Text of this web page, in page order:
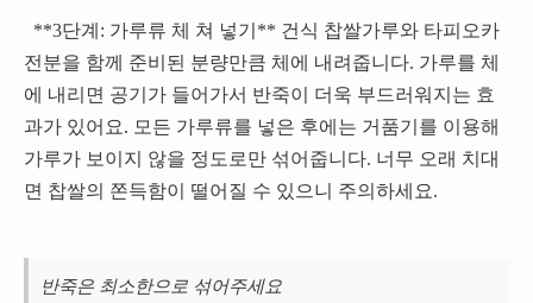
**3단계: 가루류 체 쳐 넣기** 건식 찹쌀가루와 타피오카
전분을 함께 준비된 분량만큼 체에 내려줍니다. 가루를 체
에 내리면 공기가 들어가서 반죽이 더욱 부드러워지는 효
과가 있어요. 모든 가루류를 넣은 후에는 거품기를 이용해
가루가 보이지 않을 정도로만 섞어줍니다. 너무 오래 치대
면 찹쌀의 쫀득함이 떨어질 수 있으니 주의하세요.
반죽은 최소한으로 섞어주세요